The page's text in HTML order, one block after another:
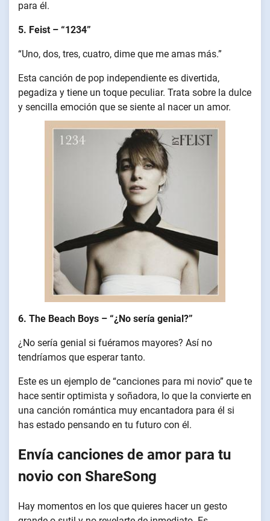
para él.
5. Feist – “1234”
“Uno, dos, tres, cuatro, dime que me amas más.”
Esta canción de pop independiente es divertida,
pegadiza y tiene un toque peculiar. Trata sobre la dulce
y sencilla emoción que se siente al nacer un amor.
6. The Beach Boys – “¿No sería genial?”
¿No sería genial si fuéramos mayores? Así no
tendríamos que esperar tanto.
Este es un ejemplo de “canciones para mi novio” que te
hace sentir optimista y soñadora, lo que la convierte en
una canción romántica muy encantadora para él si
has estado pensando en tu futuro con él.
Envía canciones de amor para tu
novio con ShareSong
Hay momentos en los que quieres hacer un gesto